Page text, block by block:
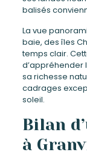
balisés
La vue
baie, des îles
temps clair.
d’appréhender
sa richesse
cadrages
soleil.
Bilan
à